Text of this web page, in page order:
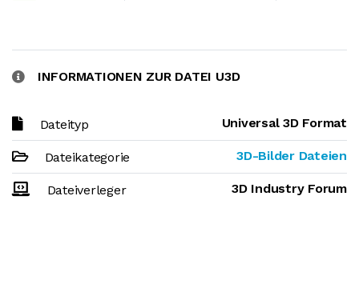
INFORMATIONEN ZUR DATEI U3D
Dateityp Universal 3D Format
Dateikategorie 3D-Bilder Dateien
Dateiverleger 3D Industry Forum